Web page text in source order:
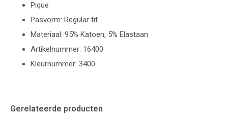
Pique
Pasvorm: Regular fit
Materiaal: 95% Katoen, 5% Elastaan
Artikelnummer: 16400
Kleurnummer: 3400
Gerelateerde producten